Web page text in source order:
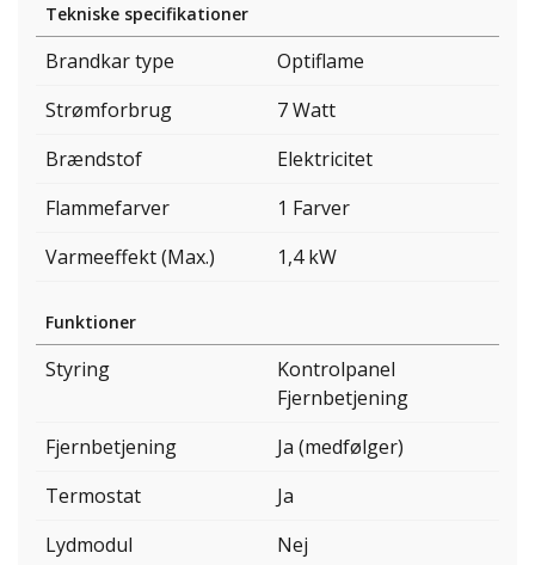
Tekniske specifikationer
Brandkar type
Optiflame
Strømforbrug
7 Watt
Brændstof
Elektricitet
Flammefarver
1 Farver
Varmeeffekt (Max.)
1,4 kW
Funktioner
Styring
Kontrolpanel
Fjernbetjening
Fjernbetjening
Ja (medfølger)
Termostat
Ja
Lydmodul
Nej